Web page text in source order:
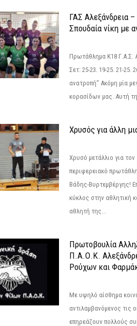
ΓΑΣ Αλεξάνδρεια
Σπουδαία νίκη με
Πρωτάθλημα Κ18 Γ.Α.Σ.
Σετ: 25-23. 19-25. 21-25.
ανατροπή" Ακόμη μία
κορασίδων μας. Αυτή
Χρυσός για άλλη
Χρυσό μετάλλιο για
περιφερειακό
Βάδης-Βυρτεμβέργης!
κύκλος στην αθλητική
αθλητή της...
Πρωτοβουλία
Π.Α.Ο.Κ.
Ρούχων και
Με υψηλό αίσθημα
αντιλαμβανόμενος τις
επηρεάζουν πολλούς